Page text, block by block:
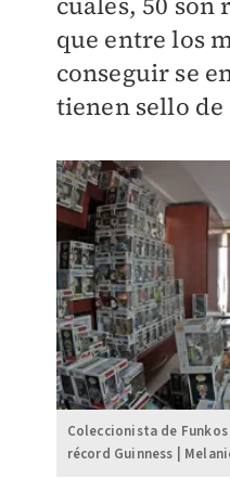
que entre los
conseguir se
tienen sello de
Coleccionista de
récord Guinness |